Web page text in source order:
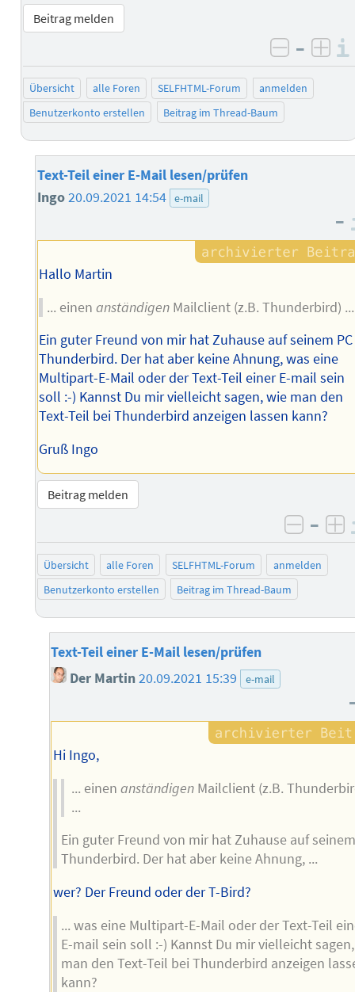
Beitrag melden
negativ
–
Übersicht alle Foren SELFHTML-Forum
anmelden
Benutzerkonto erstellen
Beitrag im Thread-Baum
Text-Teil einer E-Mail lesen/prüfen
Ingo20.09.2021 14:54 e-mail
–
Hallo Martin
... einenanständigen Mailclient (z.B. Thunderbird) ...
Ein guter Freund von mir hat Zuhause auf seinem PC
Thunderbird. Der hat aber keine Ahnung, was eine
Multipart-E-Mail oder der Text-Teil einer E-mail sein
soll :-) Kannst Du mir vielleicht sagen, wie man den
Text-Teil bei Thunderbird anzeigen lassen kann?
Gruß Ingo
Beitrag melden
–
Übersicht alle Foren SELFHTML-Forum
anmelden
Benutzerkonto erstellen
Beitrag im Thread-Baum
Text-Teil einer E-Mail lesen/prüfen
Der Martin20.09.2021 15:39 e-mail
Hi Ingo,
... einen anständigenMailclient (z.B.
...
Ein guter Freund von mir hat Zuhause auf
Thunderbird. Der hat aber keine Ahnung, ...
wer? Der Freund oder der T-Bird?
... was eine Multipart-E-Mail oder der Text-Teil
E-mail sein soll :-) Kannst Du mir vielleicht
man den Text-Teil bei Thunderbird anzeigen
kann?